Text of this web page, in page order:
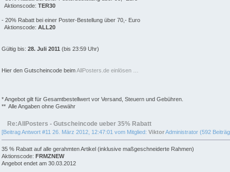
Aktionscode: TER30
- 20% Rabatt bei einer Poster-Bestellung über 70,- Euro
Aktionscode: ALL20
Gültig bis: 28. Juli 2011 (bis 23:59 Uhr)
Hier den Gutscheincode beimAllPosters.de einlösen …
* Angebot gilt für Gesamtbestellwert vor Versand, Steuern und Gebühren.
** Alle Angaben ohne Gewähr
Re:AllPosters - Gutscheincode ueber 35% Rabatt
[Beitrag Antwort #11 26. März 2012, 12:47:01 vom Mitglied: ViktorAdministrator (592
35 % Rabatt auf alle gerahmten Artikel (inklusive maßgeschneiderte Rahmen)
Aktionscode: FRMZNEW
Angebot endet am 30.03.2012